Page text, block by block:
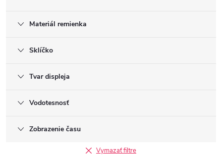
Materiál remienka
Sklíčko
Tvar displeja
Vodotesnosť
Zobrazenie času
Vymazať filtre